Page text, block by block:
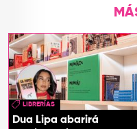
LIBRERÍAS
Dua Lipa abarirá